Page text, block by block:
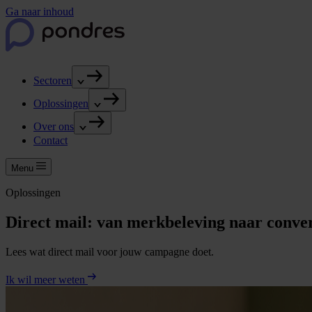
Ga naar inhoud
Sectoren
Oplossingen
Over ons
Contact
Menu
Oplossingen
Direct mail: van merkbeleving naar
Lees wat direct mail voor jouw campagne doet.
Ik wil meer weten